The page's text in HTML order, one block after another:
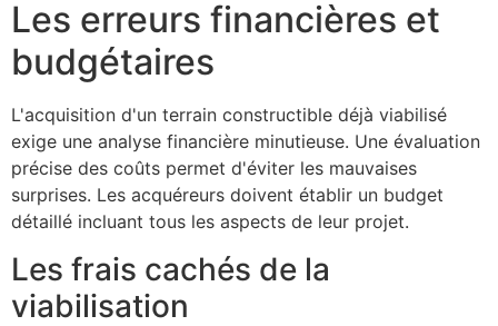
Les erreurs financières et
budgétaires
L'acquisition d'un terrain constructible déjà viabilisé
exige une analyse financière minutieuse. Une évaluation
précise des coûts permet d'éviter les mauvaises
surprises. Les acquéreurs doivent établir un budget
détaillé incluant tous les aspects de leur projet.
Les frais cachés de la
viabilisation